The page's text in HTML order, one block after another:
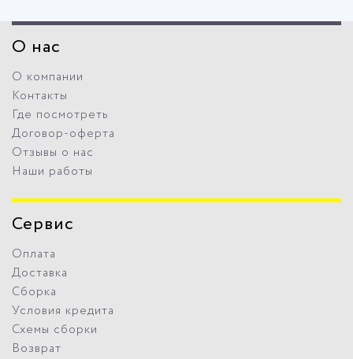
О нас
О компании
Контакты
Где посмотреть
Договор-оферта
Отзывы о нас
Наши работы
Сервис
Оплата
Доставка
Сборка
Условия кредита
Схемы сборки
Возврат